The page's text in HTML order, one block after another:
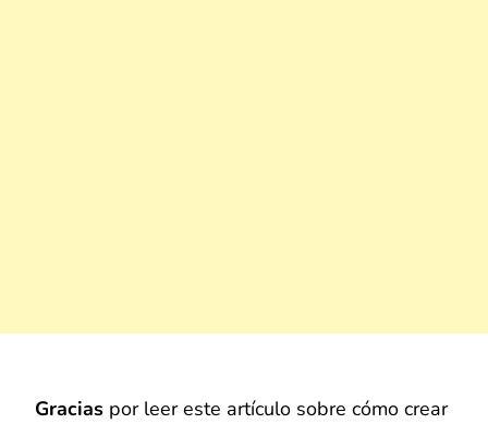
Gracias por leer este artículo sobre cómo crear